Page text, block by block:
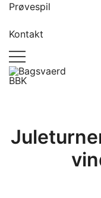
Prøvespil
Kontakt